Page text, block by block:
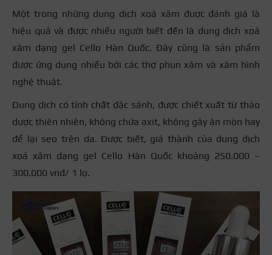
Một trong những dung dịch xoá xăm được đánh giá là
hiệu quả và được nhiều người biết đến là dung dịch xoá
xăm dạng gel Cello Hàn Quốc. Đây cũng là sản phẩm
được ứng dụng nhiều bởi các thợ phun xăm và xăm hình
nghệ thuật.
Dung dịch có tính chất đặc sánh, được chiết xuất từ thảo
dược thiên nhiên, không chứa axit, không gây ăn mòn hay
để lại sẹo trên da. Được biết, giá thành của dung dịch
xoá xăm dạng gel Cello Hàn Quốc khoảng 250.000 –
300.000 vnđ/ 1 lọ.